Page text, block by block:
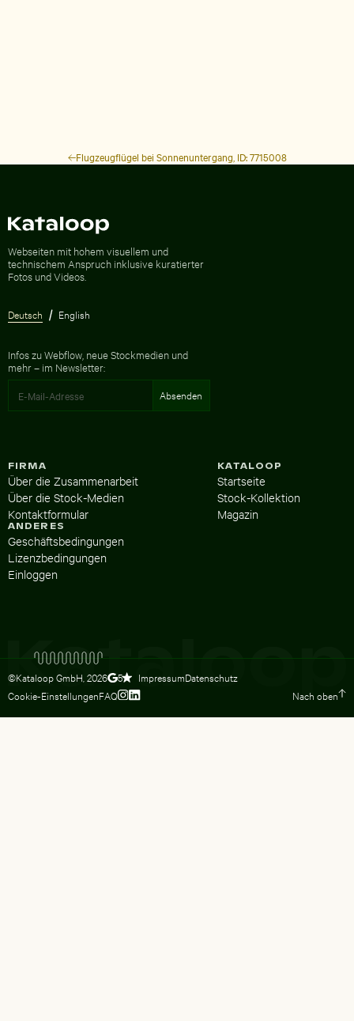
Flugzeugflügel bei Sonnenuntergang, ID: 7715008
Webseiten mit hohem visuellem und
technischem Anspruch inklusive kuratierter
Fotos und Videos.
Deutsch English
Infos zu Webflow, neue Stockmedien und
mehr – im Newsletter:
KATALOOP
Startseite
Stock-Kollektion
Magazin
FIRMA
Über die Zusammenarbeit
Über die Stock-Medien
Kontaktformular
ANDERES
Geschäftsbedingungen
Lizenzbedingungen
Einloggen
©Kataloop GmbH, 2026 5 ImpressumDatenschutz
Cookie-EinstellungenFAQ Nach oben